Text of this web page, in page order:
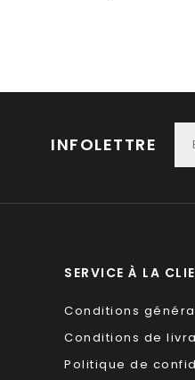
INFOLETTRE
SERVICE À LA
Conditions
Conditions de
Politique de